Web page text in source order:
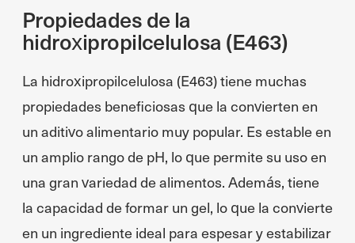
Propiedades de la
hidroxipropilcelulosa (E463)
La hidroxipropilcelulosa (E463) tiene muchas
propiedades beneficiosas que la convierten en
un aditivo alimentario muy popular. Es estable en
un amplio rango de pH, lo que permite su uso en
una gran variedad de alimentos. Además, tiene
la capacidad de formar un gel, lo que la convierte
en un ingrediente ideal para espesar y estabilizar